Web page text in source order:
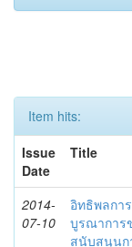
Item hits:
Issue
Date
Title
2014-
07-10
อิทธิพลกา
บูรณาการ
สนับสนุนก